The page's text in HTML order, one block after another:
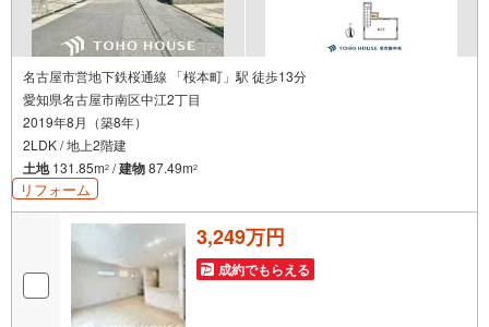
名古屋市営地下鉄桜通線 「桜本町」駅 徒歩13分
愛知県名古屋市南区中江2丁目
2019年8月（築8年）
2LDK / 地上2階建
土地131.85m2 /建物87.49m2
リフォーム
3,249万円
成約でもらえる